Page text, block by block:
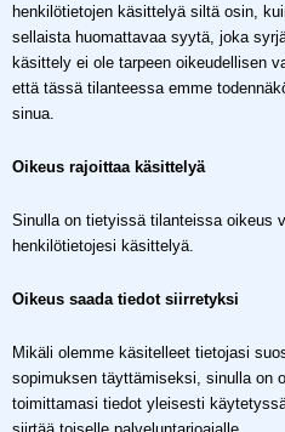
henkilötietojen käsittelyä siltä osin,
sellaista huomattavaa syytä, joka
käsittely ei ole tarpeen oikeudellisen
että tässä tilanteessa emme
sinua.
Oikeus rajoittaa käsittelyä
Sinulla on tietyissä tilanteissa oikeus
henkilötietojesi käsittelyä.
Oikeus saada tiedot siirretyksi
Mikäli olemme käsitelleet tietojasi
sopimuksen täyttämiseksi, sinulla on
toimittamasi tiedot yleisesti